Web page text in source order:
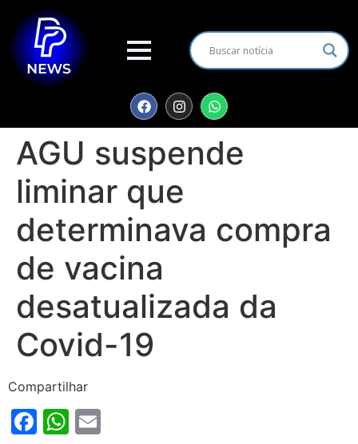
AGU suspende
liminar que
determinava compra
de vacina
desatualizada da
Covid-19
Compartilhar
Facebook
WhatsApp